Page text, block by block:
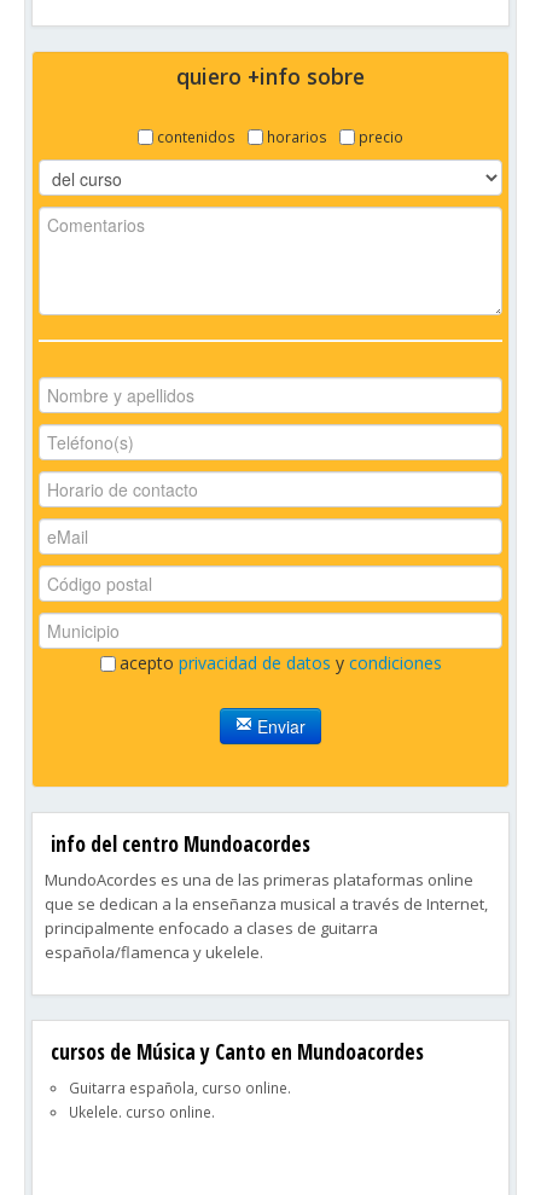
quiero +info sobre
contenidos horarios precio
acepto privacidad de datos y condiciones
Enviar
info del centro Mundoacordes
MundoAcordes es una de las primeras plataformas online
que se dedican a la enseñanza musical a través de Internet,
principalmente enfocado a clases de guitarra
española/flamenca y ukelele.
Destinado a alumnos de cualquier edad, MundoAcordes
ofrece la posibilidad de aprender a tocar un instrumento sin
tener que moverse de casa, dependiendo solamente de una
Pensado especialmente para aquellas personas que bien
cursos de Música y Canto en Mundoacordes
Guitarra española, curso online.
Ukelele. curso online.